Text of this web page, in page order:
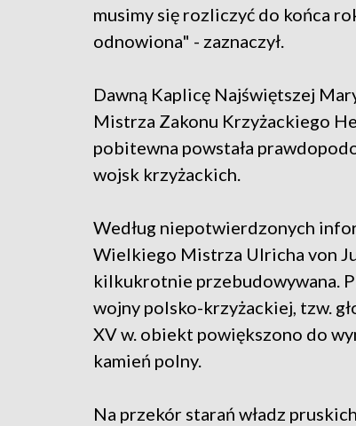
musimy się rozliczyć do końca
odnowiona" - zaznaczył.
Dawną Kaplicę Najświętszej
Mistrza Zakonu Krzyżackiego
pobitewna powstała
wojsk krzyżackich.
Według niepotwierdzonych
Wielkiego Mistrza Ulricha von
kilkukrotnie przebudowywana.
wojny polsko-krzyżackiej, tzw.
XV w. obiekt powiększono do
kamień polny.
Na przekór starań władz